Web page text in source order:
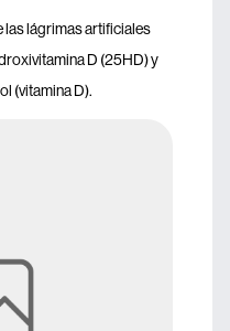
las lágrimas artificiales
D (25HD) y
(vitamina D).